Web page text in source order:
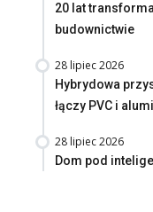
20 lat
budownictwie
28 lipiec 2026
Hybrydowa
łączy PVC i
28 lipiec 2026
Dom pod